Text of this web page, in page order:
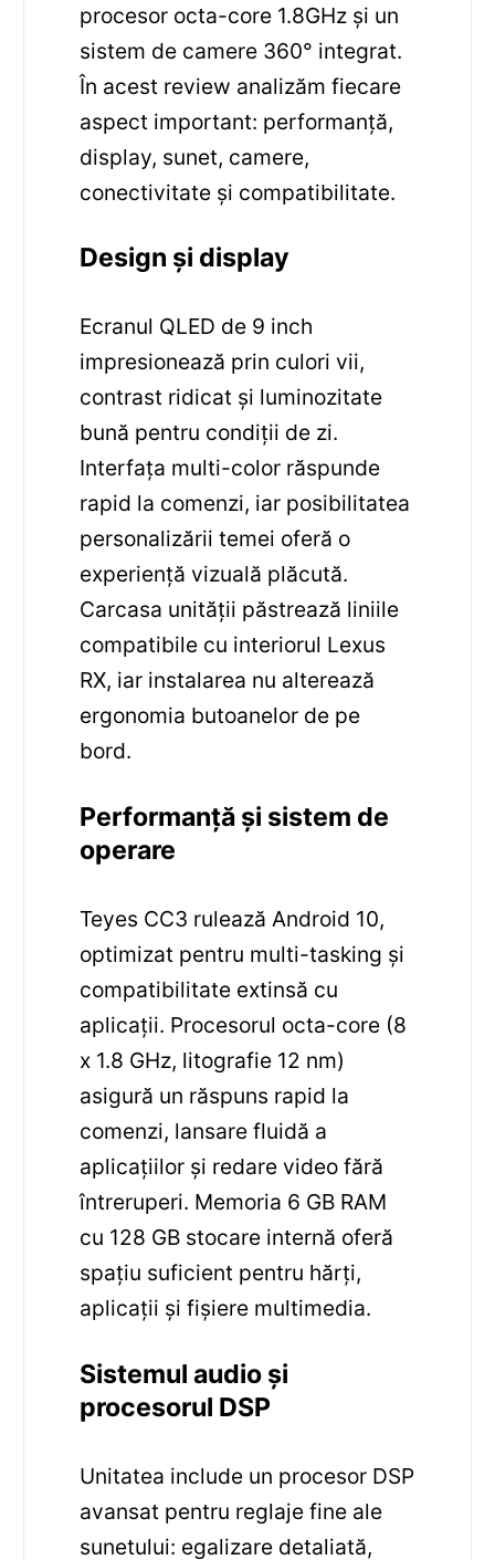
procesor octa-core 1.8GHz și un
sistem de camere 360° integrat.
În acest review analizăm fiecare
aspect important: performanță,
display, sunet, camere,
conectivitate și compatibilitate.
Design și display
Ecranul QLED de 9 inch
impresionează prin culori vii,
contrast ridicat și luminozitate
bună pentru condiții de zi.
Interfața multi-color răspunde
rapid la comenzi, iar posibilitatea
personalizării temei oferă o
experiență vizuală plăcută.
Carcasa unității păstrează liniile
compatibile cu interiorul Lexus
RX, iar instalarea nu alterează
ergonomia butoanelor de pe
bord.
Performanță și sistem de
operare
Teyes CC3 rulează Android 10,
optimizat pentru multi-tasking și
compatibilitate extinsă cu
aplicații. Procesorul octa-core (8
x 1.8 GHz, litografie 12 nm)
asigură un răspuns rapid la
comenzi, lansare fluidă a
aplicațiilor și redare video fără
întreruperi. Memoria 6 GB RAM
cu 128 GB stocare internă oferă
spațiu suficient pentru hărți,
aplicații și fișiere multimedia.
Sistemul audio și
procesorul DSP
Unitatea include un procesor DSP
avansat pentru reglaje fine ale
sunetului: egalizare detaliată,